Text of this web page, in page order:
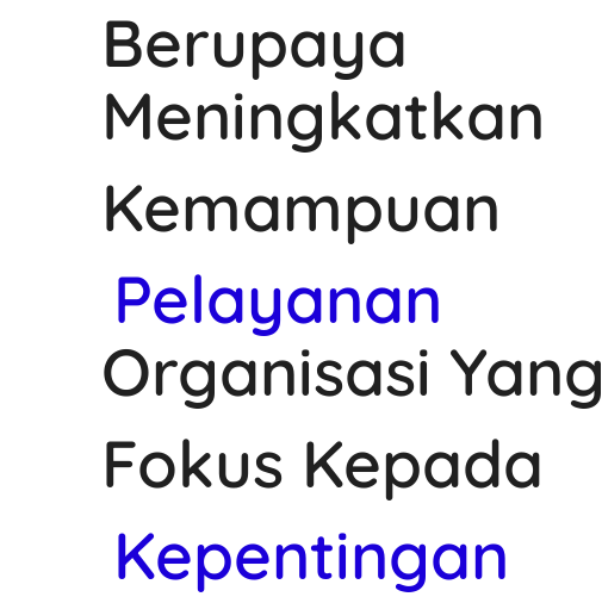
Berupaya
Meningkatkan
Kemampuan
Pelayanan
Organisasi Yang
Fokus Kepada
Kepentingan